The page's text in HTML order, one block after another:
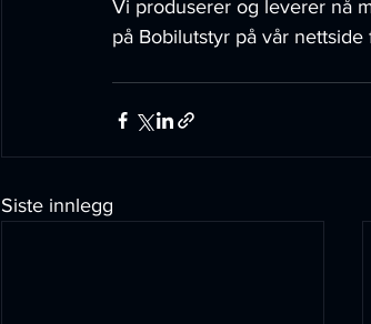
Vi produserer og leverer nå
på Bobilutstyr på vår
Siste innlegg